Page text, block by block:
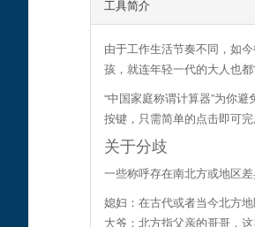
工具简介
由于工作生活节奏不同，如
孩，就连年轻一代的大人也都
“中国家庭称谓计算器”为你
按键，只需简单的点击即可
关于分歧
一些称呼存在南北方或地区
媳妇：在古代或者当今北方
大爷：北方指父亲的哥哥，